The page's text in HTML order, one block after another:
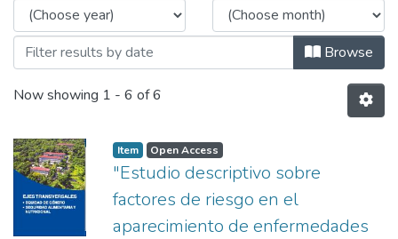
Browse
Now showing 1 - 6 of 6
Item Open Access
"Estudio descriptivo sobre
factores de riesgo en el
aparecimiento de enfermedades